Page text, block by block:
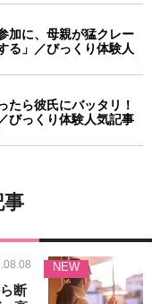
加に、母親が猛クレー
る」／びっくり体験人
たら彼氏にバッタリ！
びっくり体験人気記事
事
断
NEW